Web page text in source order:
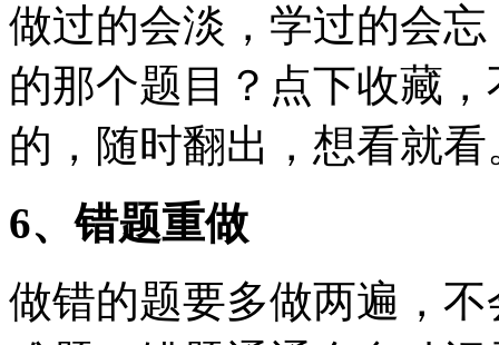
做过的会淡，学过的会
的那个题目？点下收藏
的，随时翻出，想看就看
6、错题重做
做错的题要多做两遍，